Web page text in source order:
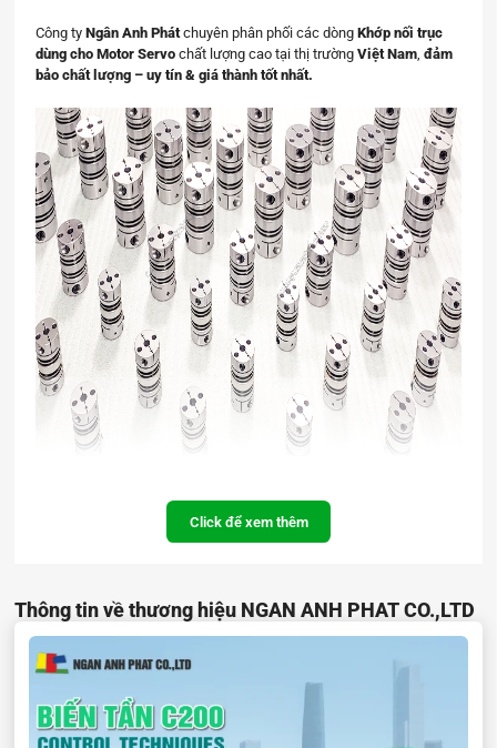
Công tyNgân Anh Phátchuyên phân phối các dòng Khớp nối trục
dùng cho Motor Servochất lượng cao tại thị trườngViệt Nam, đảm
bảo chất lượng – uy tín & giá thành tốt nhất.
Đặc điểm của dòng Khớp nối NBDM:
Chịu tải mô-men xoắn lớn, độ cứng và độ nhạy mô-
men xoắn cao.
Click để xem thêm
Thông tin về thương hiệu NGAN ANH PHAT CO.,LTD